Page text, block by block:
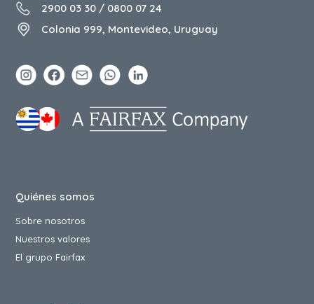
2900 03 30 / 0800 07 24
Colonia 999, Montevideo, Uruguay
Quiénes somos
Sobre nosotros
Nuestros valores
El grupo Fairfax